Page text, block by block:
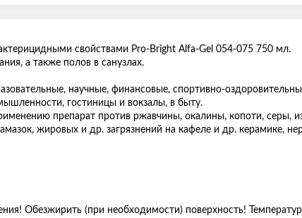
свойствами Pro-Bright Alfa-Gel 054-075 750 мл.
а также полов в санузлах.
научные, финансовые, спортивно-
гостиницы и вокзалы, в быту.
препарат против ржавчины, окалины, копоти, серы,
жировых и др. загрязнений на кафеле и др. керамике,
Обезжирить (при необходимости) поверхность!